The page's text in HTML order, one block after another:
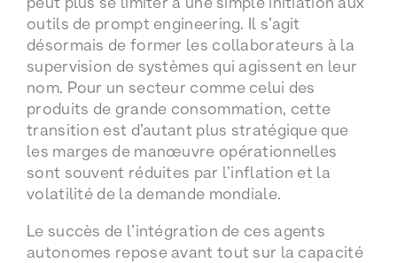
outils de prompt engineering. Il s’agit
désormais de former les collaborateurs à la
supervision de systèmes qui agissent en leur
nom. Pour un secteur comme celui des
produits de grande consommation, cette
transition est d’autant plus stratégique que
les marges de manœuvre opérationnelles
sont souvent réduites par l’inflation et la
volatilité de la demande mondiale.
Le succès de l’intégration de ces agents
autonomes repose avant tout sur la capacité